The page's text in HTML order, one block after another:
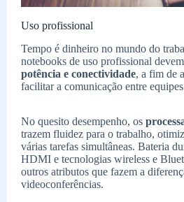
Uso profissional
Tempo é dinheiro no mundo do
notebooks de uso profissional
potência e conectividade, a fim de
facilitar a comunicação entre
No quesito desempenho, os
trazem fluidez para o trabalho,
várias tarefas simultâneas. Bateria
HDMI e tecnologias wireless e
outros atributos que fazem a
videoconferências.